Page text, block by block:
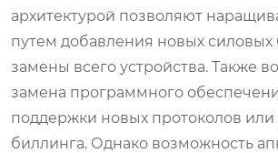
архитектурой позволяют
путем добавления новых силовых
замены всего устройства. Также
замена программного
поддержки новых протоколов
биллинга. Однако возможность